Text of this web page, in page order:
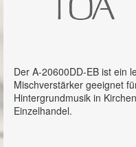
A-2240DD
A-2240D
A-2120DD
Der A-20600DD-EB ist ein
Mischverstärker geeignet
Hintergrundmusik in
Einzelhandel.